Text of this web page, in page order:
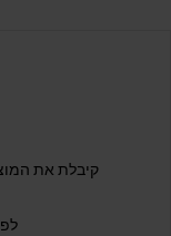
קיבלת את